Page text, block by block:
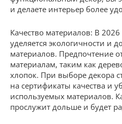
и делаете интерьер более
Качество материалов: В
уделяется экологичности и
материалов. Предпочтение
материалам, таким как
хлопок. При выборе декора
на сертификаты качества и
используемых материалов.
прослужит дольше и будет